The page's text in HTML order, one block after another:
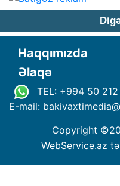
Haqqımızda
Əlaqə
TEL: +994 50
E-mail: bakivaxtimedia@
Copyright ©
WebService.az